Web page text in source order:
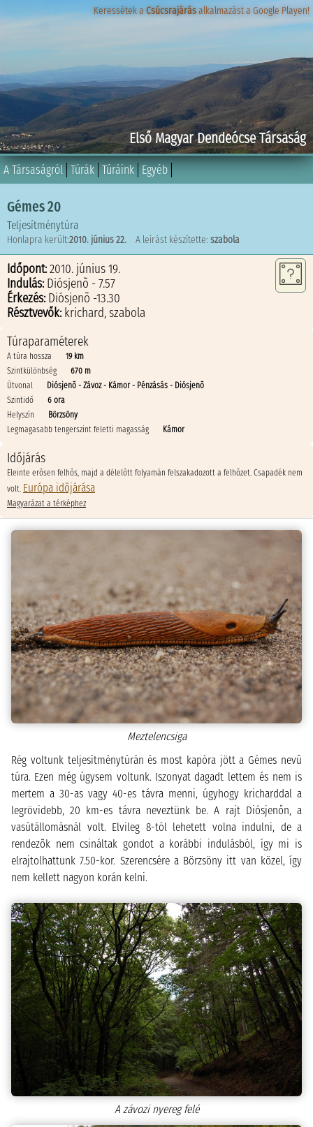
Első Magyar Dendeócse Társaság
Keressétek aCsúcsrajárásalkalmazást a Google Playen!
Keressétek aCsúcsrajárásalkalmazást a Google Playen!
A Társaságról Túrák Túráink Egyéb
Gémes 20
Teljesítménytúra
Honlapra került:2010. június 22. A leírást készítette: szabola
Időpont:2010. június 19.
Indulás: Diósjenõ - 7.57
Érkezés: Diósjenõ -13.30
Résztvevők: krichard,szabola
Túraparaméterek
A túra hossza
19 km
Szintkülönbség
670 m
Útvonal
Diósjenõ - Závoz - Kámor - Pénzásás - Diósjenõ
Szintidő
6 ora
Helyszín
Börzsöny
Legmagasabb tengerszint feletti magasság
Kámor
Időjárás
Eleinte erõsen felhõs, majd a délelõtt folyamán felszakadozott a felhõzet. Csapadék nem
volt. Európa idôjárása
Magyarázat a térképhez
Meztelencsiga
Rég voltunk teljesítménytúrán és most kapóra jött a Gémes nevû
túra. Ezen még úgysem voltunk. Iszonyat dagadt lettem és nem is
mertem a 30-as vagy 40-es távra menni, úgyhogy kricharddal a
legrövidebb, 20 km-es távra neveztünk be. A rajt Diósjenőn, a
vasútállomásnál volt. Elvileg 8-tól lehetett volna indulni, de a
rendezõk nem csináltak gondot a korábbi indulásból, így mi is
elrajtolhattunk 7.50-kor. Szerencsére a Börzsöny itt van közel, így
nem kellett nagyon korán kelni.
A závozi nyereg felé